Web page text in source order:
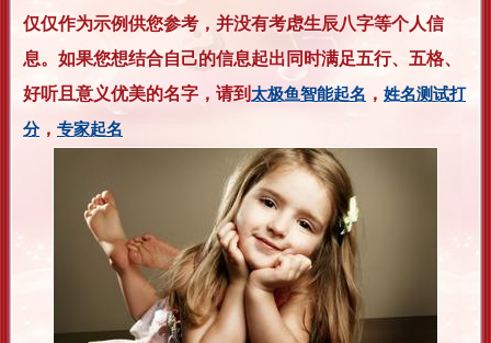
仅仅作为示例供您参考，并没有考虑生辰八字等个人信
息。如果您想结合自己的信息起出同时满足五行、五格、
好听且意义优美的名字，请到 太极鱼智能起名 ， 姓名测试打
分， 专家起名